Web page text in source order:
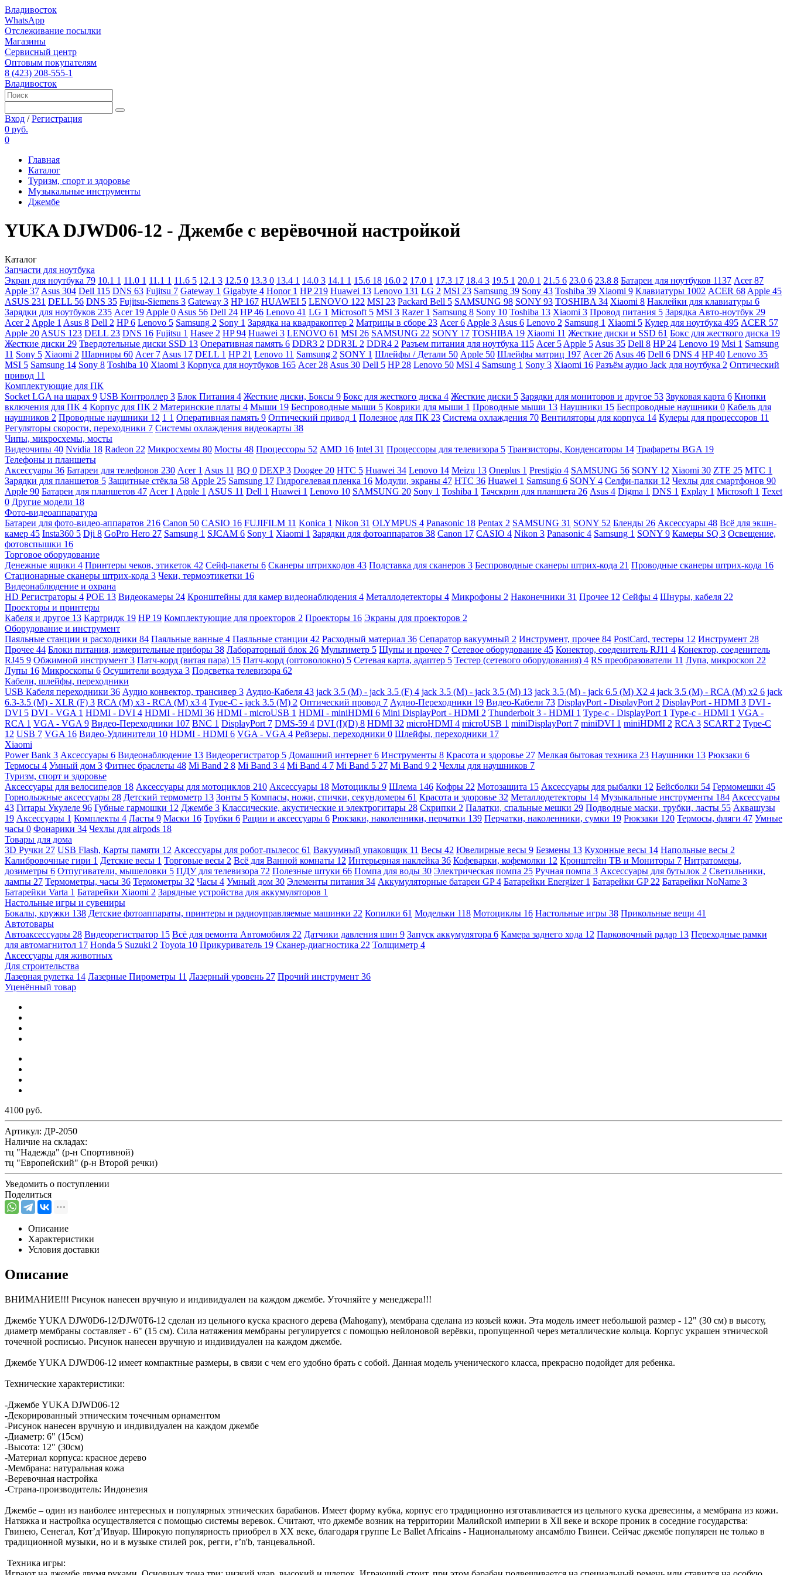
Владивосток
WhatsApp
Отслеживание посылки
Магазины
Сервисный центр
Оптовым покупателям
8 (423) 208-555-1
Владивосток
Вход /Регистрация
0 руб.
0
Главная
Каталог
Туризм, спорт и здоровье
Музыкальные инструменты
Джембе
YUKA DJWD06-12 - Джембе с верёвочной настройкой
Каталог
Запчасти для ноутбука
Экран для ноутбука 79 10.1 1 11.0 1 11.1 1 11.6 5 12.1 3 12.5 0 13.3 0 13.4 1 14.0 3 14.1 1 15.6 18 16.0 2 17.0 1 17.3 17 18.4 3 19.5 1 20.0 1 21.5 6 23.0 6 23.8 8 Батареи для ноутбуков 1137 Acer87
Apple 37 Asus 304 Dell 115 DNS 63 Fujitsu 7 Gateway 1 Gigabyte 4 Honor 1 HP 219 Huawei 13 Lenovo 131 LG 2 MSI 23 Samsung 39 Sony 43 Toshiba 39 Xiaomi 9 Клавиатуры 1002 ACER 68 Apple 45
ASUS 231 DELL 56 DNS 35 Fujitsu-Siemens 3 Gateway 3 HP 167 HUAWEI 5 LENOVO 122 MSI 23 Packard Bell 5 SAMSUNG 98 SONY 93 TOSHIBA 34 Xiaomi 8 Наклейки для клавиатуры 6
Зарядки для ноутбуков 235 Acer 19 Apple 0 Asus 56 Dell 24 HP46 Lenovo 41 LG 1 Microsoft 5 MSI 3 Razer 1 Samsung 8 Sony 10 Toshiba 13 Xiaomi 3 Провод питания 5 Зарядка Авто-ноутбук 29
Acer 2 Apple 1 Asus 8 Dell 2 HP6 Lenovo 5 Samsung 2 Sony 1 Зарядка на квадракоптер 2 Матрицы в сборе 23 Acer6 Apple 3 Asus 6 Lenovo 2 Samsung 1 Xiaomi 5 Кулер для ноутбука 495 ACER 57
Apple 20 ASUS 123 DELL 23 DNS 16 Fujitsu 1 Hasee 2 HP94 Huawei 3 LENOVO 61 MSI 26 SAMSUNG 22 SONY 17 TOSHIBA 19 Xiaomi 11 Жесткие диски и SSD 61 Бокс для жесткого диска 19
Жесткие диски 29 Твердотельные диски SSD 13 Оперативная память 6 DDR3 2 DDR3L 2 DDR4 2 Разъем питания для ноутбука 115 Acer 5 Apple 5 Asus 35 Dell 8 HP 24 Lenovo 19 Msi 1 Samsung
11 Sony 5 Xiaomi 2 Шарниры 60 Acer 7 Asus 17 DELL 1 HP 21 Lenovo 11 Samsung 2 SONY 1 Шлейфы / Детали 50 Apple 50 Шлейфы матриц 197 Acer 26 Asus 46 Dell 6 DNS 4 HP40 Lenovo 35
MSI 5 Samsung 14 Sony 8 Toshiba 10 Xiaomi 3 Корпуса для ноутбуков 165 Acer 28 Asus 30 Dell 5 HP 28 Lenovo 50 MSI 4 Samsung 1 Sony 3 Xiaomi 16 Разъём аудио Jack для ноутбука 2 Оптический
привод 11
Комплектующие для ПК
Socket LGA на шарах 9 USB Контроллер 3 Блок Питания 4 Жесткие диски, Боксы 9 Бокс для жесткого диска 4 Жесткие диски 5 Зарядки для мониторов и другое 53 Звуковая карта 6 Кнопки
включения для ПК 4 Корпус для ПК 2 Материнские платы 4 Мыши 19 Беспроводные мыши 5 Коврики для мыши 1 Проводные мыши 13 Наушники 15 Беспроводные наушники 0 Кабель для
наушников 2 Проводные наушники 12 1 1 Оперативная память 9 Оптический привод 1 Полезное для ПК 23 Система охлаждения 70 Вентиляторы для корпуса 14 Кулеры для процессоров 11
Регуляторы скорости, переходники 7 Системы охлаждения видеокарты 38
Чипы, микросхемы, мосты
Видеочипы 40 Nvidia 18 Radeon 22 Микросхемы 80 Мосты 48 Процессоры 52 AMD 16 Intel 31 Процессоры для телевизора 5 Транзисторы, Конденсаторы 14 Трафареты BGA 19
Телефоны и планшеты
Аксессуары 36 Батареи для телефонов 230 Acer 1 Asus 11 BQ 0 DEXP3 Doogee 20 HTC 5 Huawei 34 Lenovo 14 Meizu 13 Oneplus 1 Prestigio 4 SAMSUNG 56 SONY 12 Xiaomi 30 ZTE 25 МТС 1
Зарядки для планшетов 5 Защитные стёкла 58 Apple 25 Samsung 17 Гидрогелевая пленка 16 Модули, экраны 47 HTC 36 Huawei 1 Samsung 6 SONY 4 Селфи-палки 12 Чехлы для смартфонов 90
Apple 90 Батареи для планшетов 47 Acer 1 Apple 1 ASUS 11 Dell 1 Huawei 1 Lenovo 10 SAMSUNG 20 Sony 1 Toshiba 1 Тачскрин для планшета 26 Asus 4 Digma 1 DNS 1 Explay 1 Microsoft 1 Texet
0 Другие модели 18
Фото-видеоаппаратура
Батареи для фото-видео-аппаратов 216 Canon 50 CASIO 16 FUJIFILM 11 Konica 1 Nikon 31 OLYMPUS 4 Panasonic 18 Pentax 2 SAMSUNG 31 SONY 52 Бленды 26 Аксессуары 48 Всё для экшн-
камер 45 Insta360 5 Dji 8 GoPro Hero 27 Samsung 1 SJCAM 6 Sony 1 Xiaomi 1 Зарядки для фотоаппаратов 38 Canon 17 CASIO 4 Nikon 3 Panasonic 4 Samsung 1 SONY 9 Камеры SQ 3 Освещение,
фотовспышки 16
Торговое оборудование
Денежные ящики 4 Принтеры чеков, этикеток 42 Сейф-пакеты 6 Сканеры штрихкодов 43 Подставка для сканеров 3 Беспроводные сканеры штрих-кода 21 Проводные сканеры штрих-кода 16
Стационарные сканеры штрих-кода 3 Чеки, термоэтикетки 16
Видеонаблюдение и охрана
HD Регистраторы 4 POE 13 Видеокамеры 24 Кронштейны для камер видеонаблюдения 4 Металлодетекторы 4 Микрофоны 2 Наконечники 31 Прочее 12 Сейфы 4 Шнуры, кабеля 22
Проекторы и принтеры
Кабеля и другое 13 Картридж 19 HP 19 Комплектующие для проекторов 2 Проекторы 16 Экраны для проекторов 2
Оборудование и инструмент
Паяльные станции и расходники 84 Паяльные ванные 4 Паяльные станции 42 Расходный материал 36 Сепаратор вакуумный 2 Инструмент, прочее 84 PostCard, тестеры 12 Инструмент 28
Прочее 44 Блоки питания, измерительные приборы 38 Лабораторный блок 26 Мультиметр 5 Щупы и прочее 7 Сетевое оборудование 45 Конектор, соеденитель RJ11 4 Конектор, соеденитель
RJ45 9 Обжимной инструмент 3 Патч-корд (витая пара) 15 Патч-корд (оптоволокно) 5 Сетевая карта, адаптер 5 Тестер (сетевого оборудования) 4 RS преобразователи 11 Лупа, микроскоп 22
Лупы 16 Микроскопы 6 Осушители воздуха 3 Подсветка телевизора 62
Кабели, шлейфы, переходники
USB Кабеля переходники 36 Аудио конвектор, трансивер 3 Аудио-Кабеля 43 jack 3.5 (M) - jack 3.5 (F) 4 jack 3.5 (M) - jack 3.5 (M) 13 jack 3.5 (M) - jack 6.5 (M) X2 4 jack 3.5 (M) - RCA (M) x2 6 jack
6.3-3.5 (M) - XLR (F) 3 RCA (M) x3 - RCA (M) x3 4 Type-C - jack 3.5 (M) 2 Оптический провод 7 Аудио-Переходники 19 Видео-Кабели 73 DisplayPort - DisplayPort 2 DisplayPort - HDMI 3 DVI -
DVI 5 DVI - VGA 1 HDMI - DVI 4 HDMI - HDMI 36 HDMI - microUSB 1 HDMI - miniHDMI 6 Mini DisplayPort - HDMI 2 Thunderbolt 3 - HDMI 1 Type-c - DisplayPort 1 Type-c - HDMI 1 VGA -
RCA 1 VGA - VGA 9 Видео-Переходники 107 BNC 1 DisplayPort 7 DMS-59 4 DVI (I)(D) 8 HDMI 32 microHDMI 4 microUSB 1 miniDisplayPort 7 miniDVI 1 miniHDMI 2 RCA 3 SCART 2 Type-C
12 USB 7 VGA 16 Видео-Удлинители 10 HDMI - HDMI 6 VGA - VGA 4 Рейзеры, переходники 0 Шлейфы, переходники 17
Xiaomi
Power Bank 3 Аксессуары 6 Видеонаблюдение 13 Видеорегистратор 5 Домашний интернет 6 Инструменты 8 Красота и здоровье 27 Мелкая бытовая техника 23 Наушники 13 Рюкзаки 6
Термосы 4 Умный дом 3 Фитнес браслеты 48 Mi Band 2 8 Mi Band 3 4 Mi Band 4 7 Mi Band 5 27 Mi Band 9 2 Чехлы для наушников 7
Туризм, спорт и здоровье
Аксессуары для велосипедов 18 Аксессуары для мотоциклов 210 Аксессуары 18 Мотоциклы 9 Шлема 146 Кофры 22 Мотозащита 15 Аксессуары для рыбалки 12 Бейсболки 54 Гермомешки 45
Горнолыжные аксессуары 28 Детский термометр 13 Зонты 5 Компасы, ножи, спички, секундомеры 61 Красота и здоровье 32 Металлодетекторы 14 Музыкальные инструменты 184 Аксессуары
43 Гитары Укулеле 96 Губные гармошки 12 Джембе 3 Классические, акустические и электрогитары 28 Скрипки 2 Палатки, спальные мешки 29 Подводные маски, трубки, ласты 55 Аквашузы
19 Аксессуары 1 Комплекты 4 Ласты 9 Маски 16 Трубки 6 Рации и аксессуары 6 Рюкзаки, наколенники, перчатки 139 Перчатки, наколенники, сумки 19 Рюкзаки 120 Термосы, фляги 47 Умные
часы 0 Фонарики 34 Чехлы для airpods 18
Товары для дома
3D Ручки 27 USB Flash, Карты памяти 12 Аксессуары для робот-пылесос 61 Вакуумный упаковщик 11 Весы 42 Ювелирные весы 9 Безмены 13 Кухонные весы 14 Напольные весы 2
Калибровочные гири 1 Детские весы 1 Торговые весы 2 Всё для Ванной комнаты 12 Интерьерная наклейка 36 Кофеварки, кофемолки 12 Кронштейн ТВ и Мониторы 7 Нитратомеры,
дозиметры 6 Отпугиватели, мышеловки 5 ПДУ для телевизора 72 Полезные штуки 66 Помпа для воды 30 Электрическая помпа 25 Ручная помпа 3 Аксессуары для бутылок 2 Светильники,
лампы 27 Термометры, часы 36 Термометры 32 Часы 4 Умный дом 30 Элементы питания 34 Аккумуляторные батареи GP4 Батарейки Energizer 1 Батарейки GP 22 Батарейки NoName 3
Батарейки Varta 1 Батарейки Xiaomi 2 Зарядные устройства для аккумуляторов 1
Настольные игры и сувениры
Бокалы, кружки 138 Детские фотоаппараты, принтеры и радиоуправляемые машинки 22 Копилки 61 Модельки 118 Мотоциклы 16 Настольные игры 38 Прикольные вещи 41
Автотовары
Автоаксессуары 28 Видеорегистратор 15 Всё для ремонта Автомобиля 22 Датчики давления шин 9 Запуск аккумулятора 6 Камера заднего хода 12 Парковочный радар 13 Переходные рамки
для автомагнитол 17 Honda 5 Suzuki 2 Toyota 10 Прикуриватель 19 Сканер-диагностика 22 Толщиметр 4
Аксессуары для животных
Для строительства
Лазерная рулетка 14 Лазерные Пирометры 11 Лазерный уровень 27 Прочий инструмент 36
Уценённый товар
4100 руб.
Артикул: ДР-2050
Наличие на складах:
тц "Надежда" (р-н Спортивной)
тц "Европейский" (р-н Второй речки)
Уведомить о поступлении
Поделиться
Описание
Характеристики
Условия доставки
Описание
ВНИМАНИЕ!!! Рисунок нанесен вручную и индивидуален на каждом джембе. Уточняйте у менеджера!!!
Джембе YUKA DJW0D6-12/DJW0T6-12 сделан из цельного куска красного дерева (Mahogany), мембрана сделана из козьей кожи. Эта модель имеет небольшой размер - 12" (30 см) в высоту,
диаметр мембраны составляет - 6" (15 см). Сила натяжения мембраны регулируется с помощью нейлоновой верёвки, пропущенной через металлические кольца. Корпус украшен этнической
точечной росписью. Рисунок нанесен вручную и индивидуален на каждом джембе.
Джембе YUKA DJWD06-12 имеет компактные размеры, в связи с чем его удобно брать с собой. Данная модель ученического класса, прекрасно подойдет для ребенка.
Технические характеристики:
-Джембе YUKA DJWD06-12
-Декорированный этническим точечным орнаментом
-Рисунок нанесен вручную и индивидуален на каждом джембе
-Диаметр: 6" (15см)
-Высота: 12" (30см)
-Материал корпуса: красное дерево
-Мембрана: натуральная кожа
-Веревочная настройка
-Страна-производитель: Индонезия
Джембе – один из наиболее интересных и популярных этнических барабанов. Имеет форму кубка, корпус его традиционно изготавливается из цельного куска древесины, а мембрана из кожи.
Натяжка и настройка осуществляется с помощью системы веревок. Считают, что джембе возник на территории Малийской империи в Xll веке и вскоре проник в соседние государства:
Гвинею, Сенегал, Кот’д’Ивуар. Широкую популярность приобрел в XX веке, благодаря группе Le Ballet Africains - Национальному ансамблю Гвинеи. Сейчас джембе популярен не только в
традиционной музыки, но и в музыке стилей рок, регги, r’n'b, танцевальной.
Техника игры: